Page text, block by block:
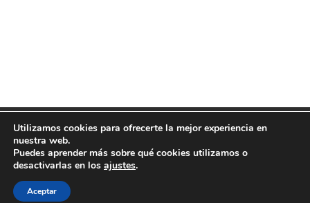
LA BARBERÍA 637 63 49 55 - Theme by Grace
Themes
Utilizamos cookies para ofrecerte la mejor experiencia en
nuestra web.
Puedes aprender más sobre qué cookies utilizamos o
desactivarlas en los ajustes.
Aceptar